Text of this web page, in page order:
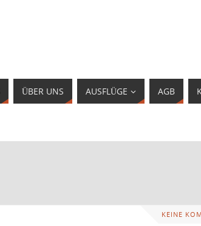
ÜBER UNS AUSFLÜGE AGB
KEINE